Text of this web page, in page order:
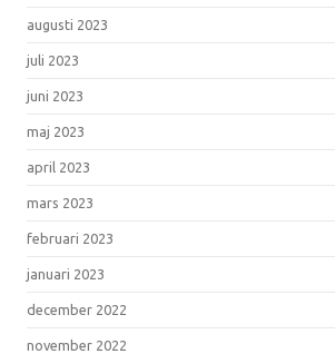
augusti 2023
juli 2023
juni 2023
maj 2023
april 2023
mars 2023
februari 2023
januari 2023
december 2022
november 2022